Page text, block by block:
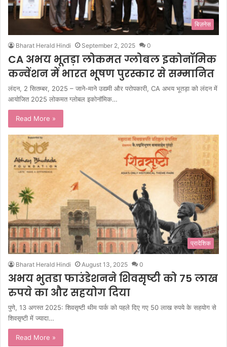
बिज़नेस
Bharat Herald Hindi September 2, 2025 0
CA अभय भूतड़ा लोकमत ग्लोबल इकोनॉमिक
कन्वेंशन में भारत भूषण पुरस्कार से सम्मानित
लंदन, 2 सितम्बर, 2025 – जाने-माने उद्यमी और परोपकारी, CA अभय भूतड़ा को लंदन में
आयोजित 2025 लोकमत ग्लोबल इकोनॉमिक…
Read More »
प्रादेशिक
Bharat Herald Hindi August 13, 2025 0
अभय भुतडा फाउंडेशनने शिवसृष्टी को 75 लाख
रुपये का और सहयोग दिया
पुणे, 13 अगस्त 2025: शिवसृष्टी थीम पार्क को पहले दिए गए 50 लाख रुपये के सहयोग से
शिवसृष्टी में ज्यादा…
Read More »